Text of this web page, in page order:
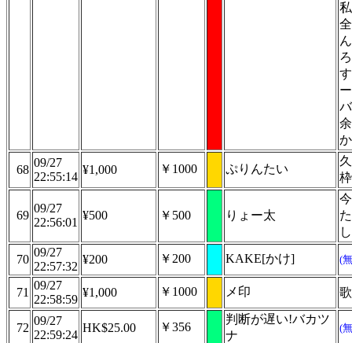
68
09/27
22:55:14
¥1,000 ￥1000 ぷりんたい
69
09/27
22:56:01
¥500 ￥500 りょー太
70
09/27
22:57:32
¥200 ￥200 KAKE[かけ] (
71
09/27
22:58:59
¥1,000 ￥1000 メ印
72
09/27
22:59:24
HK$25.00 ￥356
判断が遅い!バカツ
ナ
(